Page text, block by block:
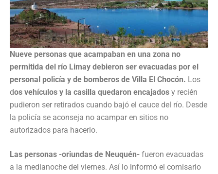
Nueve personas que acampaban en una zona no
permitida del río Limay debieron ser evacuadas por el
personal policía y de bomberos de Villa El Chocón. Los
dos vehículos y la casilla quedaron encajados y recién
pudieron ser retirados cuando bajó el cauce del río. Desde
la policía se aconseja no acampar en sitios no
autorizados para hacerlo.
Las personas -oriundas de Neuquén- fueron evacuadas
a la medianoche del viernes. Así lo informó el comisario